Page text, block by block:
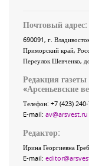
Почтовый адрес:
690091, г.
Приморский край,
Переулок Шевченко,
Редакция газеты
«Арсеньевские
Телефон: +7 (423)
E-mail: av@arsvest.ru
Редактор:
Ирина Георгиевна
E-mail: